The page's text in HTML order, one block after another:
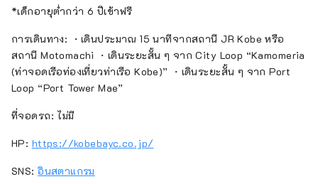
*เด็กอายุต่ำกว่า 6 ปีเข้าฟรี
การเดินทาง: ・เดินประมาณ 15 นาทีจากสถานี JR Kobe หรือ
สถานี Motomachi ・เดินระยะสั้น ๆ จาก City Loop “Kamomeria
(ท่าจอดเรือท่องเที่ยวท่าเรือ Kobe)” ・เดินระยะสั้น ๆ จาก Port
Loop “Port Tower Mae”
ที่จอดรถ: ไม่มี
HP: https://kobebayc.co.jp/
SNS:อินสตาแกรม